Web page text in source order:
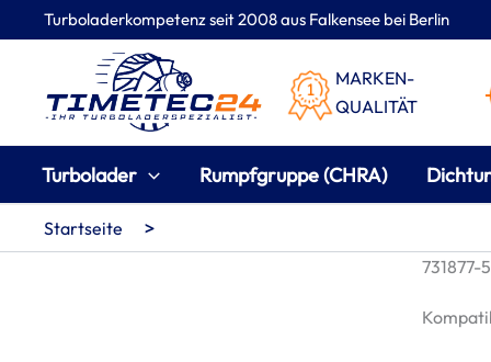
Turboladerkompetenz seit 2008 aus Falkensee bei Berlin
MARKEN-
QUALITÄT
Turbolader Rumpfgruppe (CHRA)
Inhalt
Startseite >
731877-